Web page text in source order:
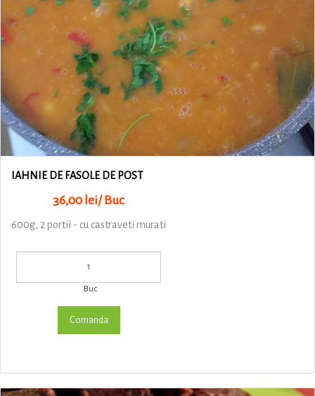
IAHNIE DE FASOLE DE POST
36,00 lei/ Buc
600g, 2 portii - cu castraveti murati
Buc